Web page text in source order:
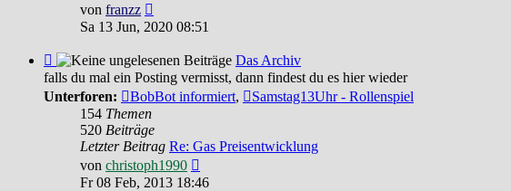
von franzz
Beitrag
Sa 13 Jun, 2020 08:51
Feed
-
Das
Archiv
Das Archiv
falls du mal ein Posting vermisst, dann findest du es hier wieder
Unterforen:
BobBot informiert,
Samstag13Uhr - Rollenspiel
154 Themen
520 Beiträge
Letzter Beitrag Re: Gas Preisentwicklung
von christoph1990
Beitrag
Fr 08 Feb, 2013 18:46